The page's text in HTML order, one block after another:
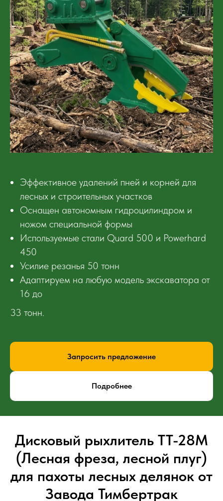
Эффективное удалений пней и корней для
лесных и строительных участков
Оснащен автономным гидроцилиндром и
ножом специальной формы
Используемые стали Quard 500 и Powerhard
450
Усилие резанья 50 тонн
Адаптируем на любую модель экскаватора от
16 до
33 тонн.
Запросить предложение
Подробнее
Дисковый рыхлитель ТТ-28М
(Лесная фреза, лесной плуг)
для пахоты лесных делянок от
Завода Тимбертрак